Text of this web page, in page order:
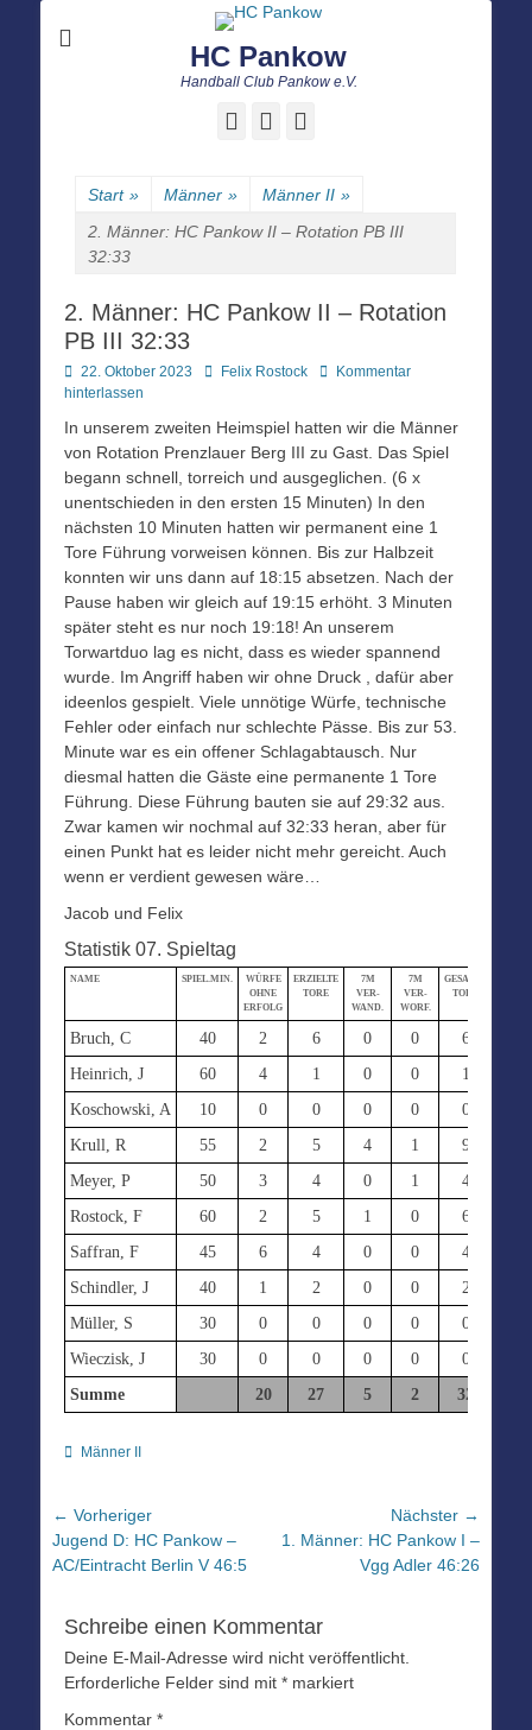
HC Pankow
Handball Club Pankow e.V.
Facebook
Start » Männer » Männer II »
2. Männer: HC Pankow II – Rotation PB III
32:33
2. Männer: HC Pankow II – Rotation
PB III 32:33
Posted
on
22. Oktober 2023 AutorFelix Rostock
Kommentar
hinterlassen
In unserem zweiten Heimspiel hatten wir die Männer
von Rotation Prenzlauer Berg III zu Gast. Das Spiel
begann schnell, torreich und ausgeglichen. (6 x
unentschieden in den ersten 15 Minuten) In den
nächsten 10 Minuten hatten wir permanent eine 1
Tore Führung vorweisen können. Bis zur Halbzeit
konnten wir uns dann auf 18:15 absetzen. Nach der
Pause haben wir gleich auf 19:15 erhöht. 3 Minuten
später steht es nur noch 19:18! An unserem
Torwartduo lag es nicht, dass es wieder spannend
wurde. Im Angriff haben wir ohne Druck , dafür aber
ideenlos gespielt. Viele unnötige Würfe, technische
Fehler oder einfach nur schlechte Pässe. Bis zur 53.
Minute war es ein offener Schlagabtausch. Nur
diesmal hatten die Gäste eine permanente 1 Tore
Führung. Diese Führung bauten sie auf 29:32 aus.
Zwar kamen wir nochmal auf 32:33 heran, aber für
einen Punkt hat es leider nicht mehr gereicht. Auch
wenn er verdient gewesen wäre…
Jacob und Felix
Statistik 07. Spieltag
NAME SPIEL.MIN.
WÜRFE
OHNE
ERFOLG
ERZIELTE
TORE
7M
VER-
WAND.
7M
VER-
WORF.
GESAMT-
TORE
Bruch, C 40 2 6 0 0 6
Heinrich, J
60 4 1 0 0 1
Koschowski, A
10 0 0 0 0 0
Krull, R
55 2 5 4 1 9
Meyer, P
50 3 4 0 1 4
Rostock, F
60 2 5 1 0 6
Saffran, F
45 6 4 0 0 4
Schindler, J
40 1 2 0 0 2
Müller, S
30 0 0 0 0 0
Wieczisk, J
30 0 0 0 0 0
Summe
20 27 5 2 32
Kategorien
Männer II
Beitragsnavigation
← Vorheriger
Vorheriger
Beitrag:
Jugend D: HC Pankow –
AC/Eintracht Berlin V 46:5
Nächster →
Nächster
1. Männer: HC Pankow I –
Vgg Adler 46:26
Schreibe einen Kommentar
Deine E-Mail-Adresse wird nicht veröffentlicht.
Erforderliche Felder sind mit * markiert
Kommentar *